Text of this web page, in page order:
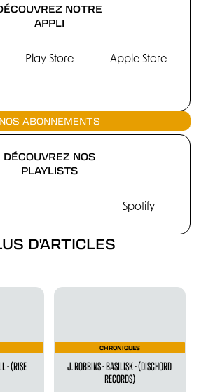
NOTRE
APPLI
Play Store Apple Store
NOS ABONNEMENTS
DÉCOUVREZ NOS
PLAYLISTS
Spotify
D'ARTICLES
- (RISE
CHRONIQUES
J. ROBBINS - BASILISK - (DISCHORD
RECORDS)